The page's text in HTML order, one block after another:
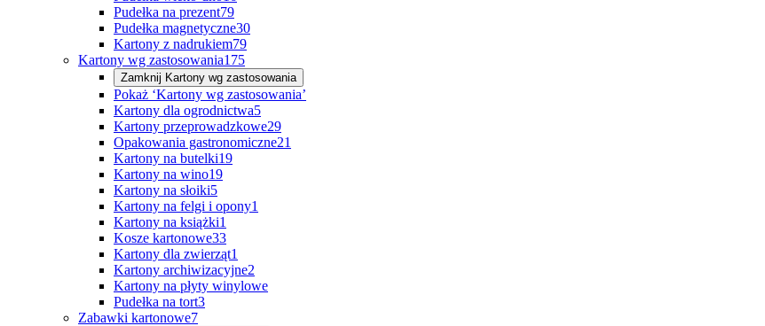
Pudełka na prezent79
Pudełka magnetyczne30
Kartony z nadrukiem79
Kartony wg zastosowania175
Zamknij Kartony wg zastosowania
Pokaż ‘Kartony wg zastosowania’
Kartony dla ogrodnictwa5
Kartony przeprowadzkowe29
Opakowania gastronomiczne21
Kartony na butelki19
Kartony na wino19
Kartony na słoiki5
Kartony na felgi i opony1
Kartony na książki1
Kosze kartonowe33
Kartony dla zwierząt1
Kartony archiwizacyjne2
Kartony na płyty winylowe
Pudełka na tort3
Zabawki kartonowe7